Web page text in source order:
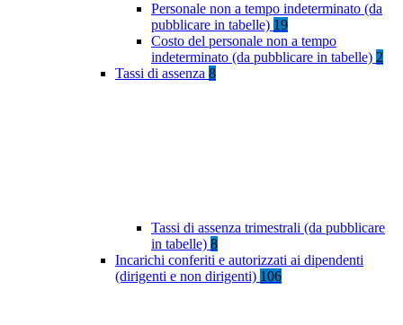
Personale non a tempo indeterminato (da
pubblicare in tabelle) 19
Costo del personale non a tempo
indeterminato (da pubblicare in tabelle) 2
Tassi di assenza 8
Tassi di assenza trimestrali (da pubblicare
in tabelle) 8
Incarichi conferiti e autorizzati ai dipendenti
(dirigenti e non dirigenti) 106